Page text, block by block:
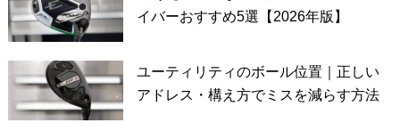
イバーおすすめ5選【2026年版】
ユーティリティのボール位置｜正しい
アドレス・構え方でミスを減らす方法